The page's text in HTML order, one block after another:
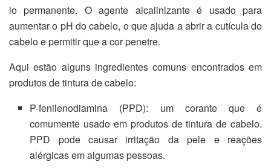
lo permanente. O agente alcalinizante é usado para
aumentar o pH do cabelo, o que ajuda a abrir a cutícula do
cabelo e permitir que a cor penetre.
Aqui estão alguns ingredientes comuns encontrados em
produtos de tintura de cabelo:
P-fenilenodiamina (PPD): um corante que é
comumente usado em produtos de tintura de cabelo.
PPD pode causar irritação da pele e reações
alérgicas em algumas pessoas.